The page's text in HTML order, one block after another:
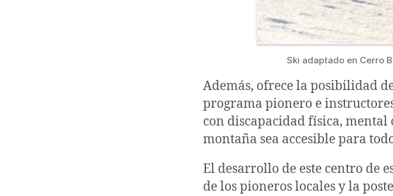
Ski adaptado en Cerro
Además, ofrece la posibilidad
programa pionero e
con discapacidad física,
montaña sea accesible para
El desarrollo de este centro de
de los pioneros locales y la